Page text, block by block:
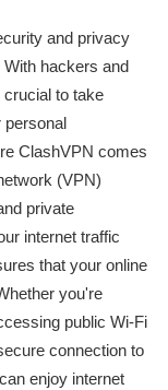
and privacy
hackers and
to take
personal
ClashVPN comes
(VPN)
private
internet traffic
that your online
you're
public Wi-Fi
connection to
enjoy internet